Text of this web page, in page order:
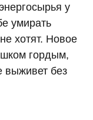
у
умирать
хотят. Новое
гордым,
выживет без